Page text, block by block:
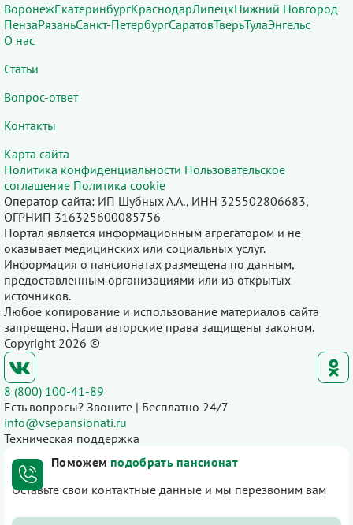
ВоронежЕкатеринбургКраснодарЛипецкНижний Новгород
ПензаРязаньСанкт-ПетербургСаратовТверьТулаЭнгельс
О нас
Статьи
Вопрос-ответ
Контакты
Карта сайта
Политика конфиденциальности Пользовательское
соглашение Политика cookie
Оператор сайта: ИП Шубных А.А., ИНН 325502806683,
ОГРНИП 316325600085756
Портал является информационным агрегатором и не
оказывает медицинских или социальных услуг.
Информация о пансионатах размещена по данным,
предоставленным организациями или из открытых
источников.
Любое копирование и использование материалов сайта
запрещено. Наши авторские права защищены законом.
Copyright 2026 ©
8 (800) 100-41-89
Есть вопросы? Звоните | Бесплатно 24/7
info@vsepansionati.ru
Техническая поддержка
Поможем подобрать пансионат
Оставьте свои контактные данные и мы перезвоним вам